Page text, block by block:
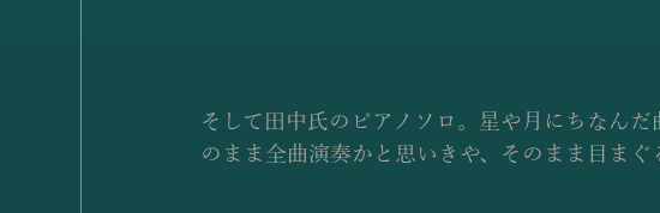
そして田中氏のピアノソロ。星や月にちなん
のまま全曲演奏かと思いきや、そのまま目まぐ